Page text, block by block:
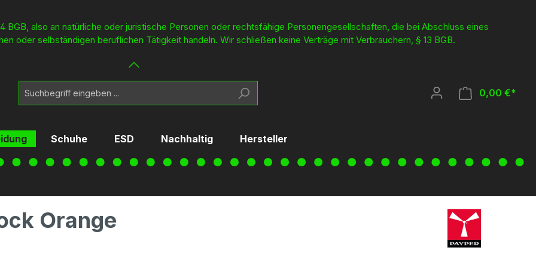
BGB, also an natürliche oder juristische Personen oder rechtsfähige Personengesellschaften, die bei Abschluss eines
oder selbständigen beruflichen Tätigkeit handeln. Wir schließen keine Verträge mit Verbrauchern, § 13 BGB.
0,00 €*
Schuhe ESD Nachhaltig Hersteller
Orange